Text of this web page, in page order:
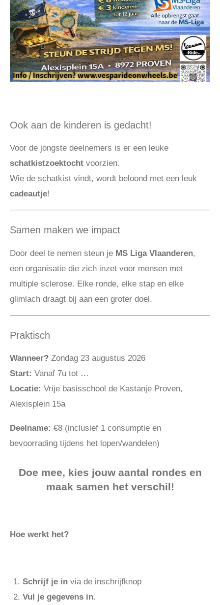
Ook aan de kinderen is gedacht!
Voor de jongste deelnemers is er een leuke
schatkistzoektocht voorzien.
Wie de schatkist vindt, wordt beloond met een leuk
cadeautje!
Samen maken we impact
Door deel te nemen steun je MS Liga Vlaanderen,
een organisatie die zich inzet voor mensen met
multiple sclerose. Elke ronde, elke stap en elke
glimlach draagt bij aan een groter doel.
Praktisch
Wanneer? Zondag 23 augustus 2026
Start: Vanaf 7u tot …
Locatie: Vrije basisschool de Kastanje Proven,
Alexisplein 15a
Deelname: €8 (inclusief 1 consumptie en
bevoorrading tijdens het lopen/wandelen)
Doe mee, kies jouw aantal rondes en
maak samen het verschil!
Hoe werkt het?
Schrijf je in via de inschrijfknop
Vul je gegevens in.